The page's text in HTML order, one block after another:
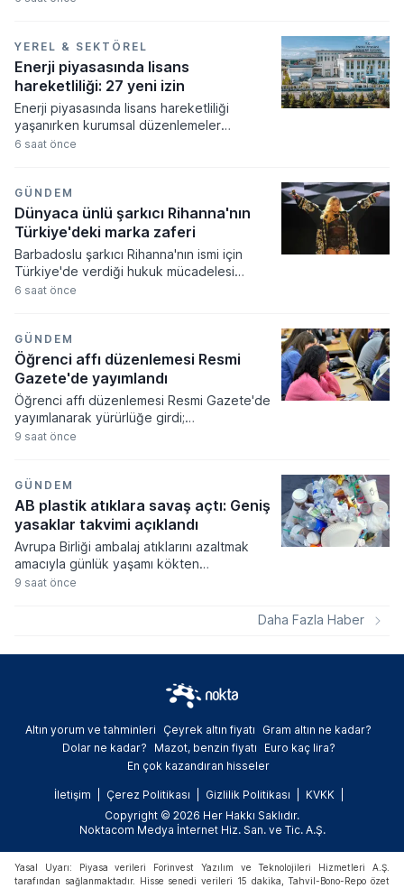
doğrultusunda revize edilen tahminler,
fiyatların orta ve uzun vadede tarihi
seviyeleri aşacağına işaret ediyor.
YEREL & SEKTÖREL
Enerji piyasasında lisans
hareketliliği: 27 yeni izin
Enerji piyasasında lisans hareketliliği
yaşanırken kurumsal düzenlemeler
resmiyet kazandı. Enerji piyasası
yeni faaliyet izinleri verilirken bazı
işletmelerin yetkileri iptal edildi.
6 saat önce
GÜNDEM
Dünyaca ünlü şarkıcı Rihanna'nın
Türkiye'deki marka zaferi
Barbadoslu şarkıcı Rihanna'nın ismi için
Türkiye'de verdiği hukuk mücadelesi
zaferle sonuçlandı. Mahkeme heyeti
tüketicilerde yanılgı uyandıracağı
gerekçesiyle iptal etti.
6 saat önce
GÜNDEM
Öğrenci affı düzenlemesi Resmi
Gazete'de yayımlandı
Öğrenci affı düzenlemesi Resmi Gazete'de
yayımlanarak yürürlüğe girdi;
üniversitelerinden ayrılanlara geri dönüş
mevzuata aykırı eğitim kurumu açanlara
ağır cezalar verilmesi kararlaştırıldı.
9 saat önce
GÜNDEM
AB plastik atıklara savaş açtı: Geniş
yasaklar takvimi açıklandı
Avrupa Birliği ambalaj atıklarını azaltmak
amacıyla günlük yaşamı kökten
değiştirecek geniş kapsamlı bir yasal
kadar pek çok alanda aşamalı yasaklar
9 saat önce
Daha Fazla Haber
Altın yorum ve tahminleri Çeyrek altın fiyatı
Gram altın ne kadar?
Dolar ne kadar?
Mazot, benzin fiyatı
Euro kaç lira?
En çok kazandıran hisseler
İletişim Çerez Politikası Gizlilik Politikası
KVKK
Copyright © 2026 Her Hakkı Saklıdır.
Noktacom Medya İnternet Hiz. San. ve Tic. A.Ş.
Yasal Uyarı: Piyasa verileri Forinvest Yazılım ve Teknolojileri Hizmetleri A.Ş.
tarafından sağlanmaktadır. Hisse senedi verileri 15 dakika, Tahvil-Bono-Repo özet